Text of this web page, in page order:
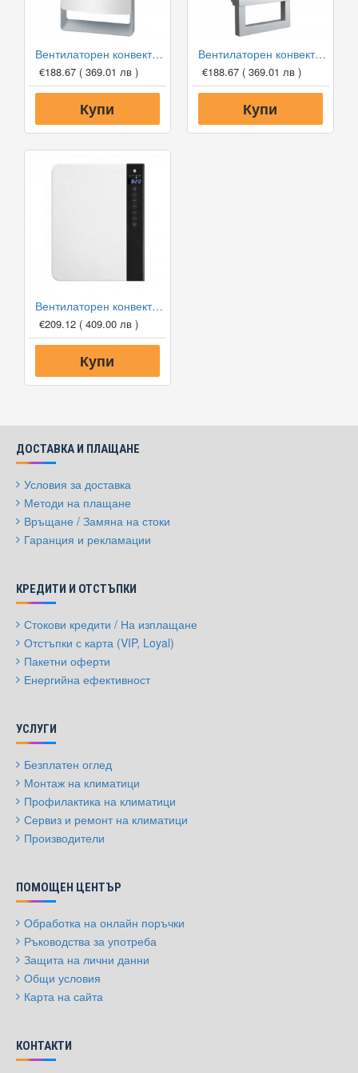
Вентилаторен конвектор за баня Tedan Touch
€188.67 ( 369.01 лв )
Купи
Вентилаторен конвектор за баня Tedan Quadro Visio
€188.67 ( 369.01 лв )
Купи
Вентилаторен конвектор за баня Tedan Windy
€209.12 ( 409.00 лв )
Купи
ДОСТАВКА И ПЛАЩАНЕ
Условия за доставка
Методи на плащане
Връщане / Замяна на стоки
Гаранция и рекламации
КРЕДИТИ И ОТСТЪПКИ
Стокови кредити / На изплащане
Отстъпки с карта (VIP, Loyal)
Пакетни оферти
Енергийна ефективност
УСЛУГИ
Безплатен оглед
Монтаж на климатици
Профилактика на климатици
Сервиз и ремонт на климатици
Производители
ПОМОЩЕН ЦЕНТЪР
Обработка на онлайн поръчки
Ръководства за употреба
Защита на лични данни
Общи условия
Карта на сайта
КОНТАКТИ